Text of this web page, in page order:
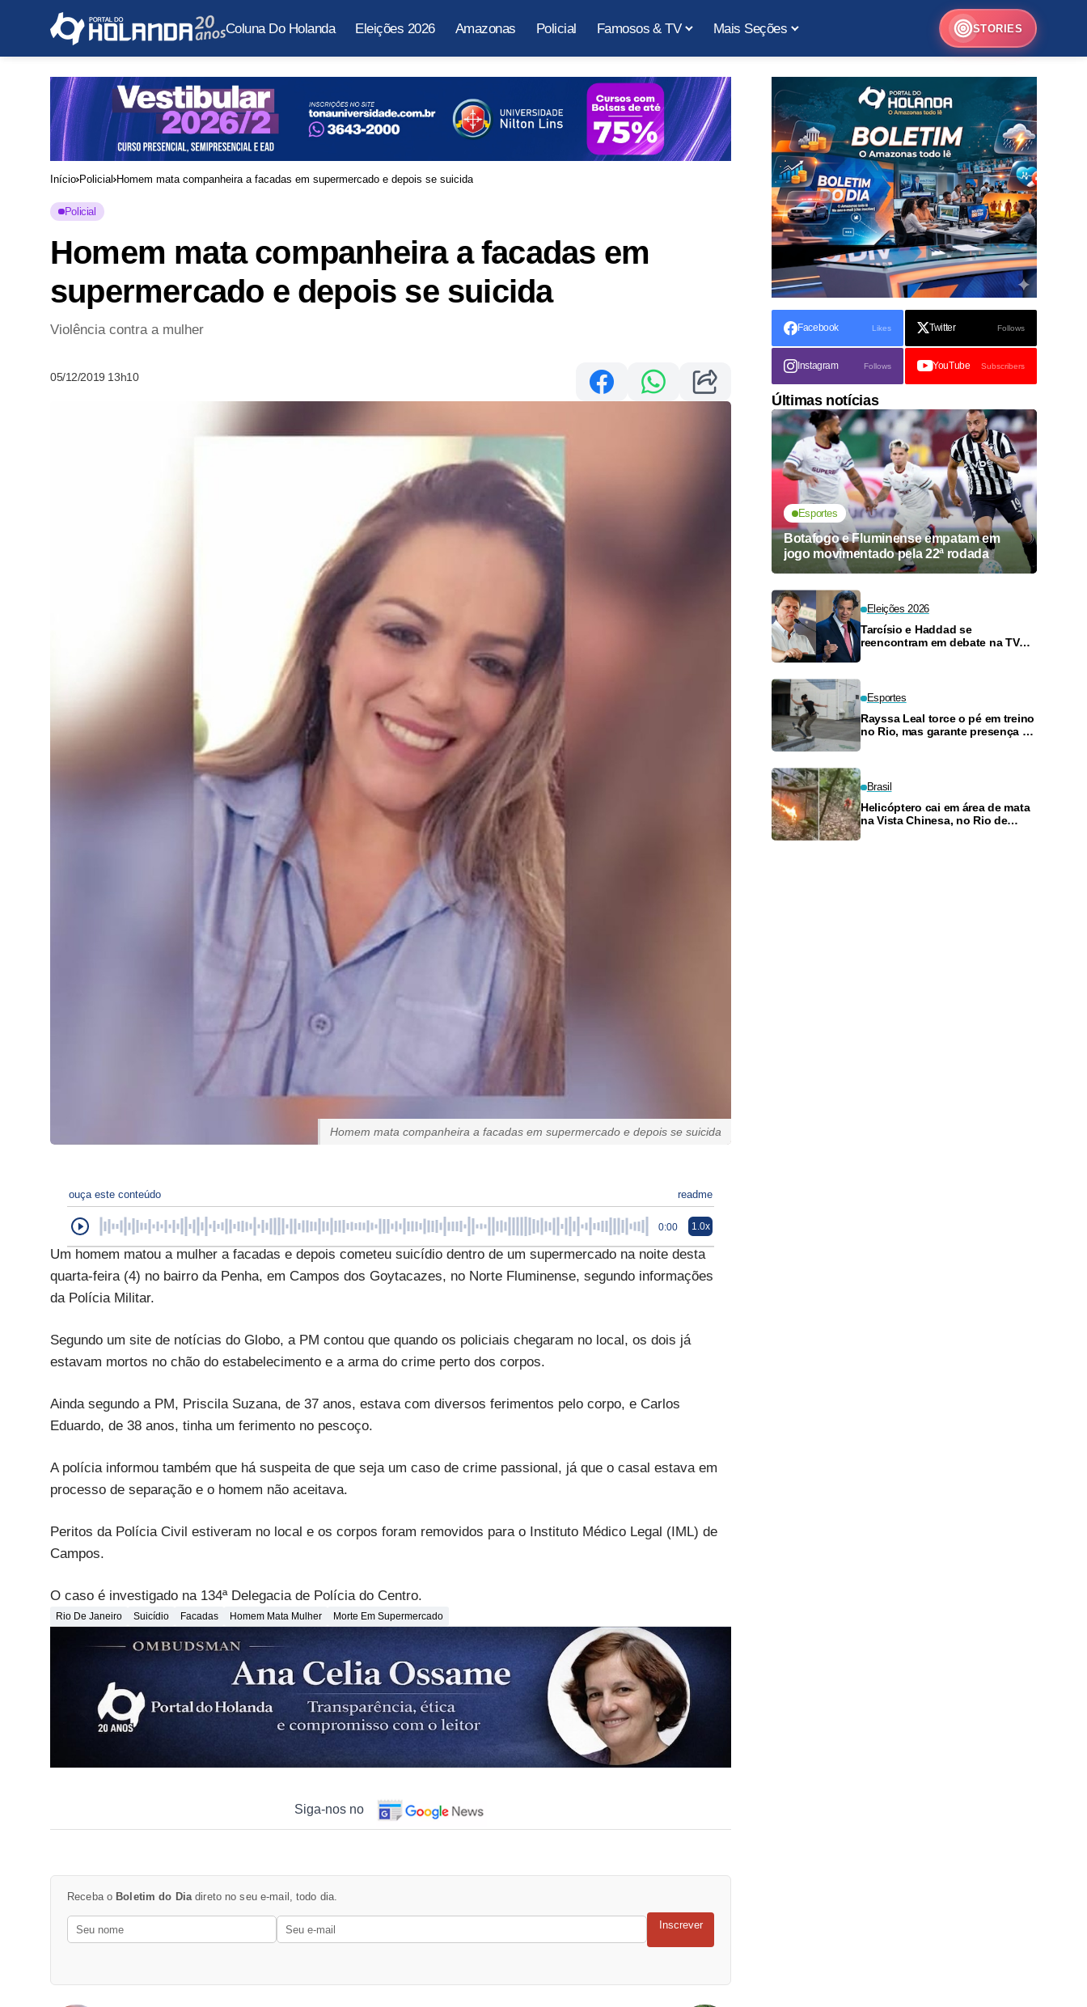
Coluna Do Holanda Eleições 2026 Amazonas Policial Famosos & TV Mais Seções STORIES
Início Policial Homem mata companheira a facadas em supermercado e depois se suicida
Policial
Homem mata companheira a facadas em
supermercado e depois se suicida
Violência contra a mulher
05/12/2019 13h10
Homem mata companheira a facadas em supermercado e depois se suicida
ouça este conteúdo readme
0:00 1.0x
Um homem matou a mulher a facadas e depois cometeu suicídio dentro de um supermercado na noite desta
quarta-feira (4) no bairro da Penha, em Campos dos Goytacazes, no Norte Fluminense, segundo informações
da Polícia Militar.
Segundo um site de notícias do Globo, a PM contou que quando os policiais chegaram no local, os dois já
estavam mortos no chão do estabelecimento e a arma do crime perto dos corpos.
Ainda segundo a PM, Priscila Suzana, de 37 anos, estava com diversos ferimentos pelo corpo, e Carlos
Eduardo, de 38 anos, tinha um ferimento no pescoço.
A polícia informou também que há suspeita de que seja um caso de crime passional, já que o casal estava em
processo de separação e o homem não aceitava.
Peritos da Polícia Civil estiveram no local e os corpos foram removidos para o Instituto Médico Legal (IML) de
Campos.
O caso é investigado na 134ª Delegacia de Polícia do Centro.
Rio De Janeiro Suicídio Facadas Homem Mata Mulher Morte Em Supermercado
Siga-nos no
Receba o Boletim do Diadireto no seu e-mail, todo dia.
Inscrever
Facebook Likes Twitter Follows
Instagram Follows YouTube Subscribers
Últimas notícias
Esportes
Botafogo e Fluminense empatam em
jogo movimentado pela 22ª rodada
Eleições 2026
Tarcísio e Haddad se
reencontram em debate na TV
Esportes
Rayssa Leal torce o pé em treino
no Rio, mas garante presença no
Brasil
Helicóptero cai em área de mata
na Vista Chinesa, no Rio de